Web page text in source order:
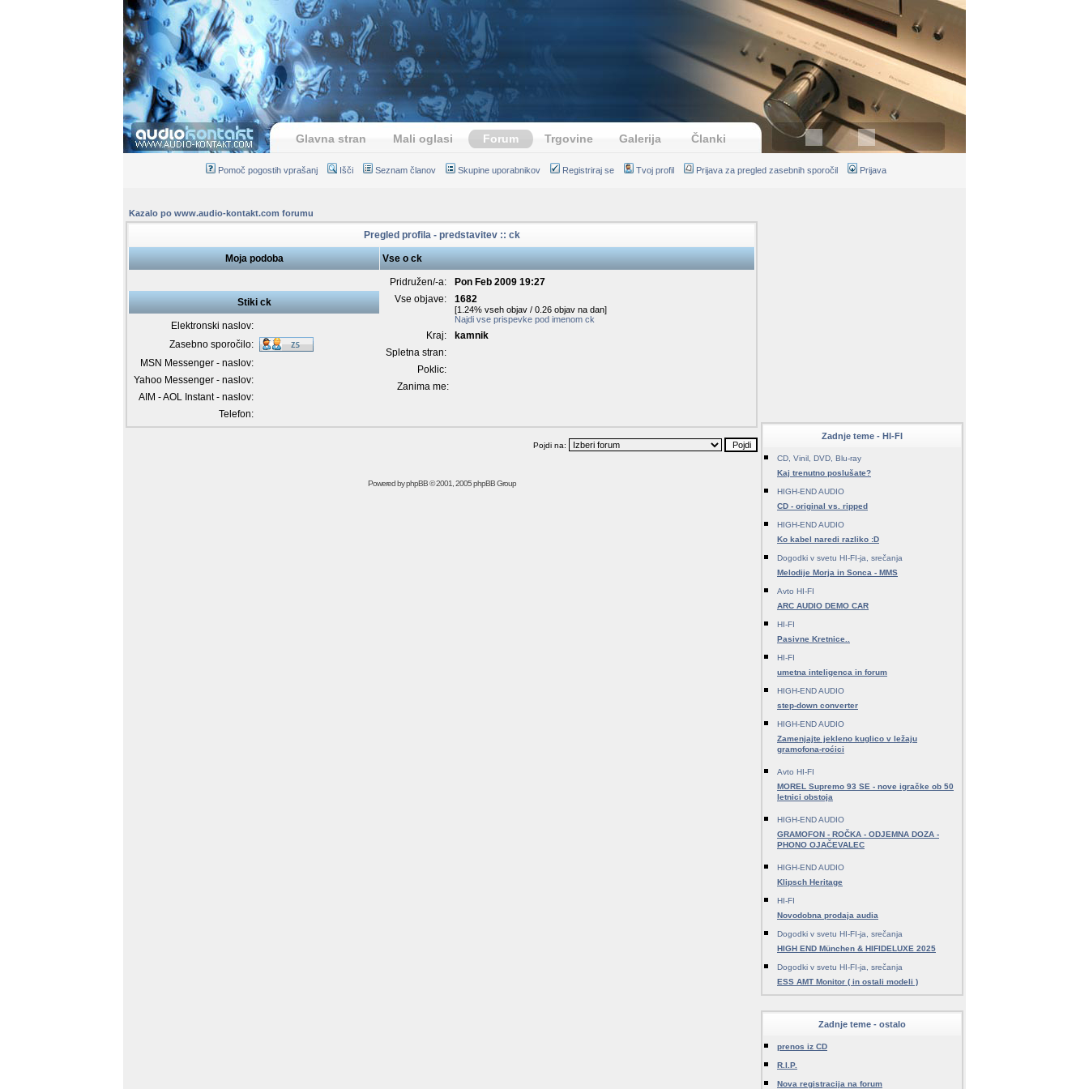
Glavna stran Mali oglasi Forum Trgovine Galerija Članki
Pomoč pogostih vprašanj Išči Seznam članov Skupine uporabnikov Registriraj se Tvoj profil Prijava za pregled zasebnih sporočil Prijava
Kazalo po www.audio-kontakt.com forumu
Pregled profila - predstavitev :: ck
Moja podoba Vse o ck
Pridružen/-a:
Pon Feb 2009 19:27
Vse objave:
1682
[1.24% vseh objav / 0.26 objav na dan]
Najdi vse prispevke pod imenom ck
Kraj:
kamnik
Spletna stran:
Poklic:
Zanima me:
Stiki ck
Elektronski naslov:
Zasebno sporočilo:
MSN Messenger - naslov:
Yahoo Messenger - naslov:
AIM - AOL Instant - naslov:
Telefon:
Pojdi na:
Powered byphpBB© 2001, 2005 phpBB Group
Zadnje teme - HI-FI
CD, Vinil, DVD, Blu-ray
Kaj trenutno poslušate?
HIGH-END AUDIO
CD - original vs. ripped
HIGH-END AUDIO
Ko kabel naredi razliko :D
Dogodki v svetu HI-FI-ja, srečanja
Melodije Morja in Sonca - MMS
Avto HI-FI
ARC AUDIO DEMO CAR
HI-FI
Pasivne Kretnice..
HI-FI
umetna inteligenca in forum
HIGH-END AUDIO
step-down converter
HIGH-END AUDIO
Zamenjajte jekleno kuglico v ležaju
gramofona-roćici
Avto HI-FI
MOREL Supremo 93 SE - nove igračke ob 50
letnici obstoja
HIGH-END AUDIO
GRAMOFON - ROČKA - ODJEMNA DOZA -
PHONO OJAČEVALEC
HIGH-END AUDIO
Klipsch Heritage
HI-FI
Novodobna prodaja audia
Dogodki v svetu HI-FI-ja, srečanja
HIGH END München & HIFIDELUXE 2025
Dogodki v svetu HI-FI-ja, srečanja
ESS AMT Monitor ( in ostali modeli )
Zadnje teme - ostalo
prenos iz CD
R.I.P.
Nova registracija na forum